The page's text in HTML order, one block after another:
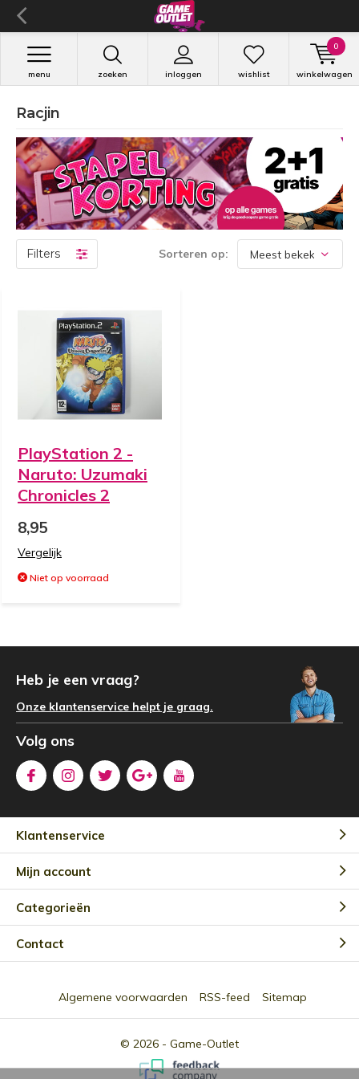
zoeken inloggen
menu wishlist winkelwagen
0
Racjin
Filters Sorteren op:
PlayStation 2 -
Naruto: Uzumaki
Chronicles 2
8,95
Vergelijk
Niet op voorraad
Heb je een vraag?
Onze klantenservice helpt je graag.
Volg ons
Klantenservice
Mijn account
Categorieën
Contact
© 2026 - Game-Outlet
Algemene voorwaarden RSS-feed Sitemap